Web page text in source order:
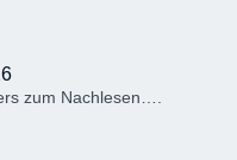
zum Nachlesen….